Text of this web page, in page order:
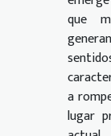
que
a
lugar